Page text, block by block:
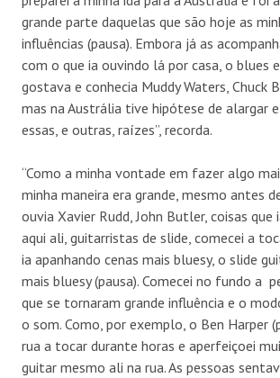
grande parte daquelas que são hoje as
influências (pausa). Embora já as
com o que ia ouvindo lá por casa, o blues
gostava e conhecia Muddy Waters, Chuck
mas na Austrália tive hipótese de alargar
essas, e outras, raízes”, recorda.
“Como a minha vontade em fazer algo
minha maneira era grande, mesmo antes
ouvia Xavier Rudd, John Butler, coisas que
aqui ali, guitarristas de slide, comecei a
ia apanhando cenas mais bluesy, o slide
mais bluesy (pausa). Comecei no fundo a
que se tornaram grande influência e o
o som. Como, por exemplo, o Ben Harper
rua a tocar durante horas e aperfeiçoei
guitar mesmo ali na rua. As pessoas